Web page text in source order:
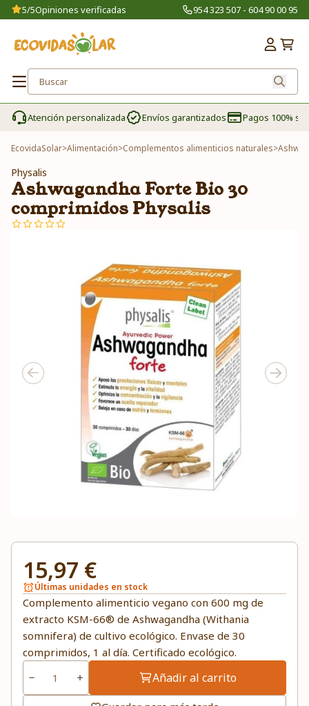
5/5Opiniones verificadas 954 323 507 - 604 90 00 95
Atención personalizada Envíos garantizados Pagos 100%
EcovidaSolar>Alimentación>Complementos alimenticios naturales>
Physalis
Ashwagandha Forte Bio 30
comprimidos Physalis
15,97 €
Últimas unidades en stock
Complemento alimenticio vegano con 600 mg de
extracto KSM-66® de Ashwagandha (Withania
somnifera) de cultivo ecológico. Envase de 30
comprimidos, 1 al día. Certificado ecológico.
Añadir al carrito